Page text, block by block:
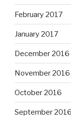
February 2017
January 2017
December 2016
November 2016
October 2016
September 2016